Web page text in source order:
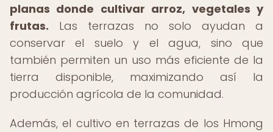
planas donde cultivar arroz, vegetales y
frutas. Las terrazas no solo ayudan a
conservar el suelo y el agua, sino que
también permiten un uso más eficiente de la
tierra disponible, maximizando así la
producción agrícola de la comunidad.
Además, el cultivo en terrazas de los Hmong